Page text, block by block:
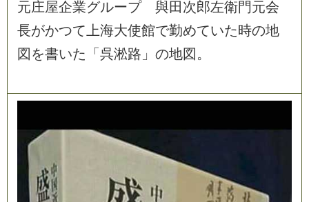
元庄屋企業グループ 與田次郎左衛門元会
長がかつて 上海大使館で勤めていた時の地
図を書いた 「呉淞路 」 の地図。